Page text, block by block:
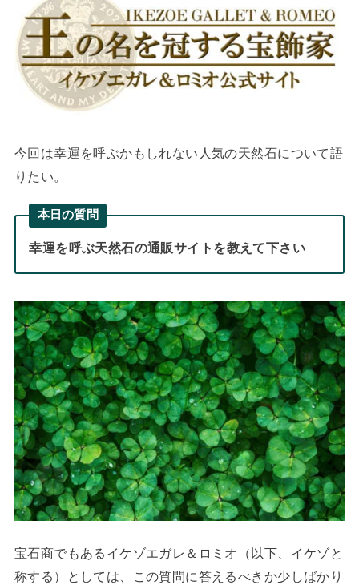
今回は幸運を呼ぶかもしれない人気の天然石について語
りたい。
本日の質問
幸運を呼ぶ天然石の通販サイトを教えて下さい
宝石商でもあるイケゾエガレ＆ロミオ（以下、イケゾと
称する）としては、この質問に答えるべきか少しばかり